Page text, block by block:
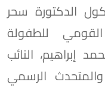
الدكتورة سحر
للطفولة
إبراهيم، النائب
الرسمي